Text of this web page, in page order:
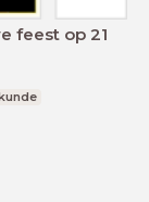
feest op 21